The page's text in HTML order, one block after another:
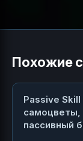
Похожие
Passive
самоцветы,
пассивный